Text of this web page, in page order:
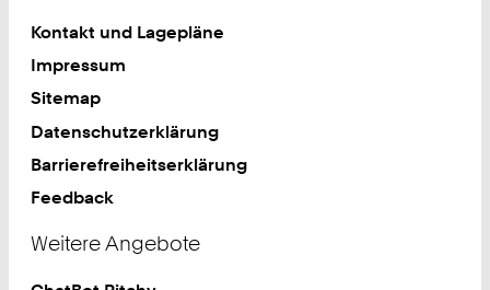
Kontakt und Lagepläne
Impressum
Sitemap
Datenschutzerklärung
Barrierefreiheitserklärung
Feedback
Weitere Angebote